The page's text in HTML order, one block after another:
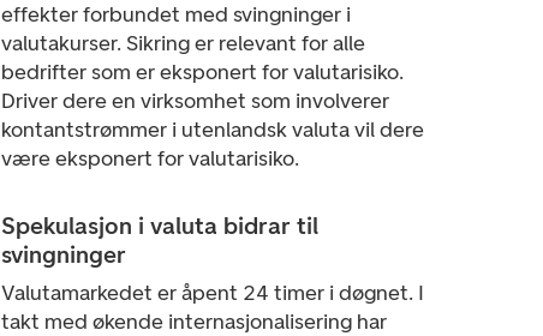
effekter forbundet med svingninger i
valutakurser. Sikring er relevant for alle
bedrifter som er eksponert for valutarisiko.
Driver dere en virksomhet som involverer
kontantstrømmer i utenlandsk valuta vil dere
være eksponert for valutarisiko.
Spekulasjon i valuta bidrar til
svingninger
Valutamarkedet er åpent 24 timer i døgnet. I
takt med økende internasjonalisering har